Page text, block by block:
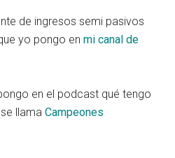
de ingresos semi pasivos
yo pongo enmi canal de
en el podcast qué tengo
se llamaCampeones